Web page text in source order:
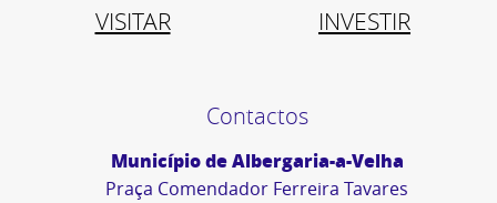
VISITAR
INVESTIR
Contactos
Município de Albergaria-a-Velha
Praça Comendador Ferreira Tavares